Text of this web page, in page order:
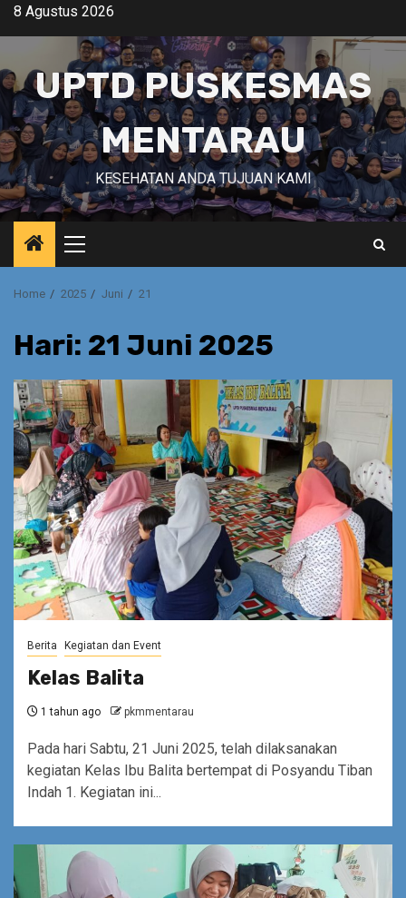
Skip8 Agustus 2026
UPTD PUSKESMAS
MENTARAU
KESEHATAN ANDA TUJUAN KAMI
Primary
Menu
Home 2025 Juni 21
Hari: 21 Juni 2025
Berita Kegiatan dan Event
Kelas Balita
1 tahun ago pkmmentarau
Pada hari Sabtu, 21 Juni 2025, telah dilaksanakan
kegiatan Kelas Ibu Balita bertempat di Posyandu Tiban
Indah 1. Kegiatan ini...